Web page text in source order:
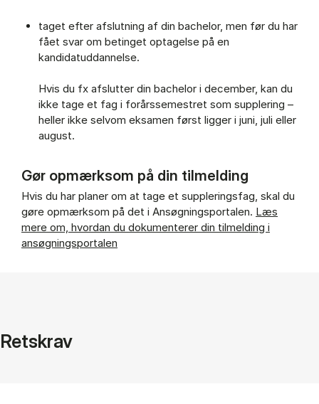
taget efter afslutning af din bachelor, men før du har
fået svar om betinget optagelse på en
kandidatuddannelse.
Hvis du fx afslutter din bachelor i december, kan du
ikke tage et fag i forårssemestret som supplering –
heller ikke selvom eksamen først ligger i juni, juli eller
august.
Gør opmærksom på din tilmelding
Hvis du har planer om at tage et suppleringsfag, skal du
gøre opmærksom på det i Ansøgningsportalen. Læs
mere om, hvordan du dokumenterer din tilmelding i
ansøgningsportalen
Retskrav